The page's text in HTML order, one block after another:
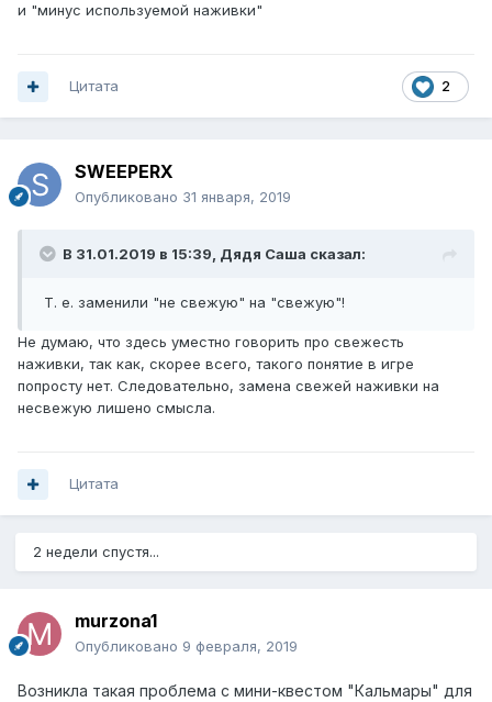
и "минус используемой наживки"
2
Цитата
SWEEPERX
Опубликовано 31 января, 2019
В 31.01.2019 в 15:39, Дядя Саша сказал:
Т. е. заменили "не свежую" на "свежую"!
Не думаю, что здесь уместно говорить про свежесть
наживки, так как, скорее всего, такого понятие в игре
попросту нет. Следовательно, замена свежей наживки на
несвежую лишено смысла.
Цитата
2 недели спустя...
murzona1
Опубликовано 9 февраля, 2019
Возникла такая проблема с мини-квестом "Кальмары" для